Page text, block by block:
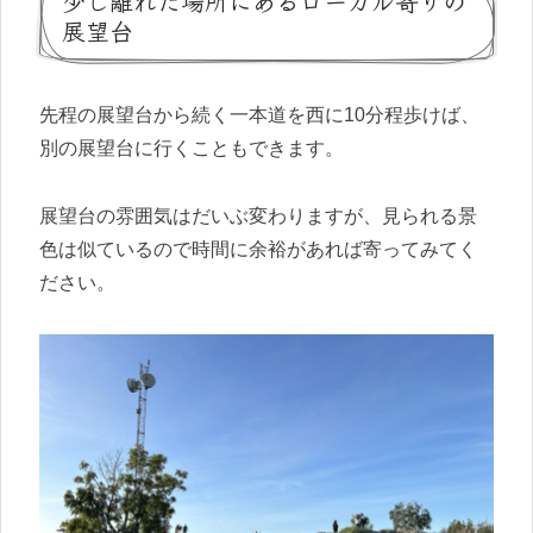
展望台
先程の展望台から続く一本道を西に10分程歩けば、
別の展望台に行くこともできます。
展望台の雰囲気はだいぶ変わりますが、見られる景
色は似ているので時間に余裕があれば寄ってみてく
ださい。